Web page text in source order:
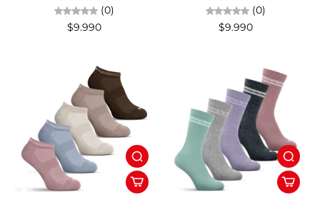
(0)
$9.990
(0)
$9.990